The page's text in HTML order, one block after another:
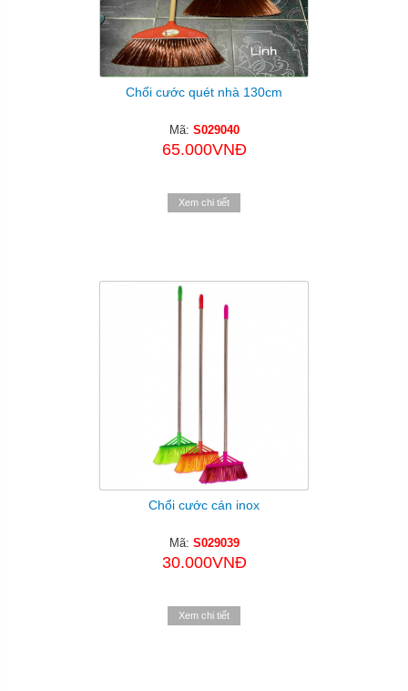
Chổi cước quét nhà 130cm
Mã: S029040
65.000VNĐ
Xem chi tiết
Chổi cước cán inox
Mã: S029039
30.000VNĐ
Xem chi tiết